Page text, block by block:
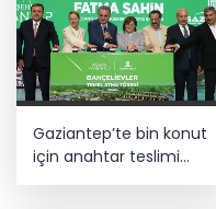
Gaziantep’te bin konut
için anahtar teslimi